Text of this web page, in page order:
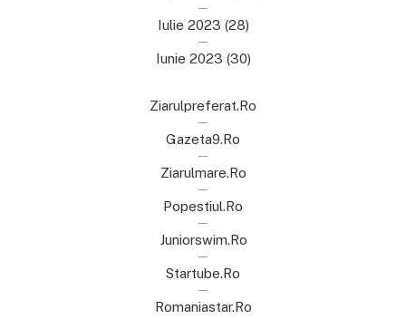
Iulie 2023 (28)
Iunie 2023 (30)
Ziarulpreferat.ro
Gazeta9.ro
Ziarulmare.ro
Popestiul.ro
Juniorswim.ro
Startube.ro
Romaniastar.ro